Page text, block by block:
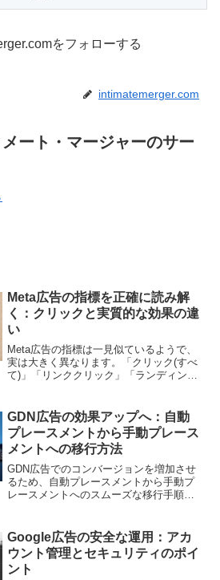
をフォローする
intimatemerger.com
ート・マージャーのサー
Meta広告の指標を正確に読み解
く：クリックと実質的な効果の違
い
Meta広告の指標は一見似ているようで、
実は大きく異なります。「クリック(すべ
て)」「リンククリック」「ランディング
せることができます。本記事では、各指
標の微妙な違いと、効果的な活用方法を
徹底解説します
GDN広告の効果アップへ：自動
プレースメントから手動プレース
メントへの移行方法
GDN広告でのコンバージョンを増加させ
るため、自動プレースメントから手動プ
レースメントへのスムーズな移行手順を
Google広告の安全な運用：アカ
ウント管理とセキュリティのポイ
ント